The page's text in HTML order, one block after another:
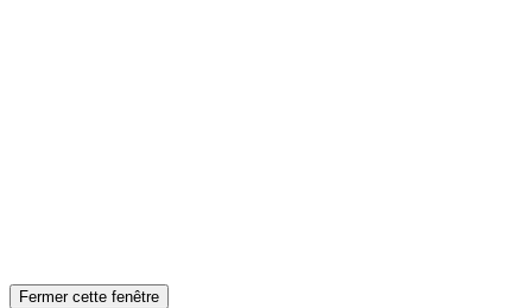
Fermer cette fenêtre